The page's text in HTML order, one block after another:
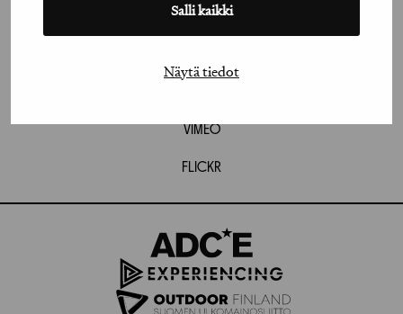
Salli kaikki
Näytä tiedot
INSTAGRAM
VIMEO
FLICKR